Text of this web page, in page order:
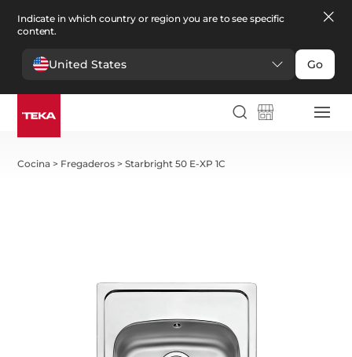
Indicate in which country or region you are to see specific
content.
United States Go
Cocina > Fregaderos >Starbright 50 E-XP 1C